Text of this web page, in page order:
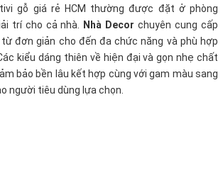
gỗ giá rẻ HCM thường được đặt ở phòng
trí cho cả nhà. Nhà Decor chuyên cung cấp
đơn giản cho đến đa chức năng và phù hợp
kiểu dáng thiên về hiện đại và gọn nhẹ chất
bảo bền lâu kết hợp cùng với gam màu sang
người tiêu dùng lựa chọn.